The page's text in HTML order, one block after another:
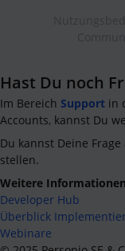
Hast Du noch
Im Bereich Support in
Accounts, kannst Du
Du kannst Deine
stellen.
Weitere Informationen
Developer Hub
Überblick
Webinare